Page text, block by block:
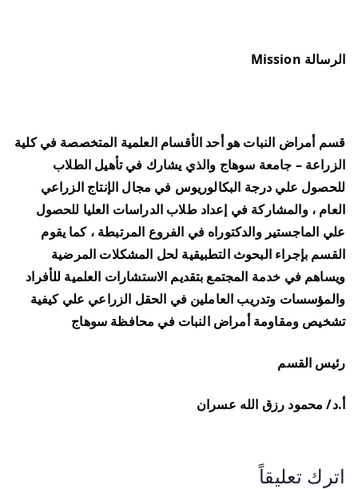
الرسالة Mission
قسم أمراض النبات هو أحد الأقسام العلمية المتخصصة في كلية
الزراعة – جامعة سوهاج والذي يشارك في تأهيل الطلاب
للحصول علي درجة البكالوريوس في مجال الإنتاج الزراعي
العام ، والمشاركة في إعداد طلاب الدراسات العليا للحصول
علي الماجستير والدكتوراه في الفروع المرتبطة ، كما يقوم
القسم بإجراء البحوث التطبيقية لحل المشكلات المرضية
ويساهم في خدمة المجتمع بتقديم الاستشارات العلمية للأفراد
والمؤسسات وتدريب العاملين في الحقل الزراعي علي كيفية
تشخيص ومقاومة أمراض النبات في محافظة سوهاج
رئيس القسم
أ.د/ محمود رزق الله عسران
اترك تعليقاً